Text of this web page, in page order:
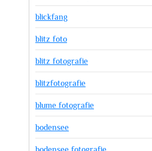
blickfang
blitz foto
blitz fotografie
blitzfotografie
blume fotografie
bodensee